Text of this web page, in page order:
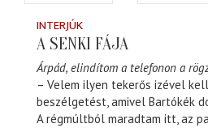
INTERJÚK
A SENKI FÁJA
Árpád, elindítom a telefonon a
– Velem ilyen tekerős izével
beszélgetést, amivel Bartókék
A régmúltból maradtam itt, az